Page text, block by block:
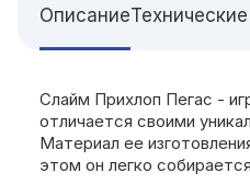
Описание
Слайм Прихлоп Пегас -
отличается своими
Материал ее
этом он легко